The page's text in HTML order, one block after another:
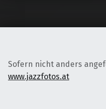
Sofern nicht anders
www.jazzfotos.at